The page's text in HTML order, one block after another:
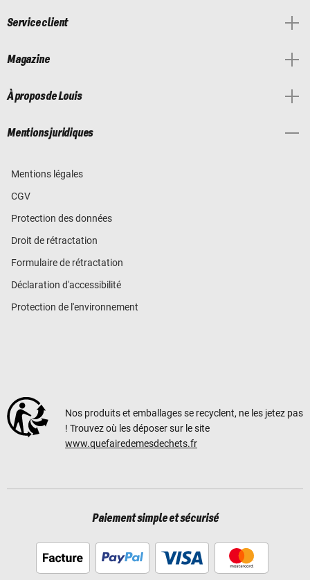
Service client
Magazine
À propos de Louis
Mentions juridiques
Mentions légales
CGV
Protection des données
Droit de rétractation
Formulaire de rétractation
Déclaration d'accessibilité
Protection de l'environnement
Nos produits et emballages se recyclent, ne les jetez pas
! Trouvez où les déposer sur le site
www.quefairedemesdechets.fr
Paiement simple et sécurisé